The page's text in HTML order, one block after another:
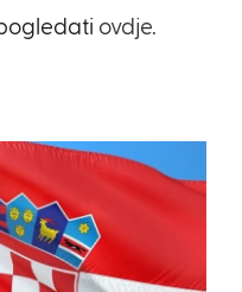
ovdje.